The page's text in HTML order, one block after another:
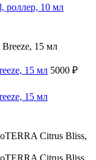
роллер, 10 мл
15 мл 5000 ₽
15 мл